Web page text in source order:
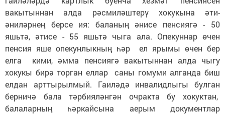
вакытыннан алда рәсмиләштерү хокукына әти-
әниләрнең берсе ия: баланың әнисе пенсиягә - 50
яшьтә, әтисе - 55 яшьтә чыга ала. Опекуннар өчен
пенсия яше опекунлыкның һәр ел ярымы өчен бер
елга кими, әмма пенсиягә вакытыннан алда чыгу
хокукы бирә торган еллар саны гомуми алганда биш
елдан арттырылмый. Гаиләдә инвалидлыгы булган
берничә бала тәрбияләнгән очракта бу хокуктан,
балаларның һәркайсына аерым документлар